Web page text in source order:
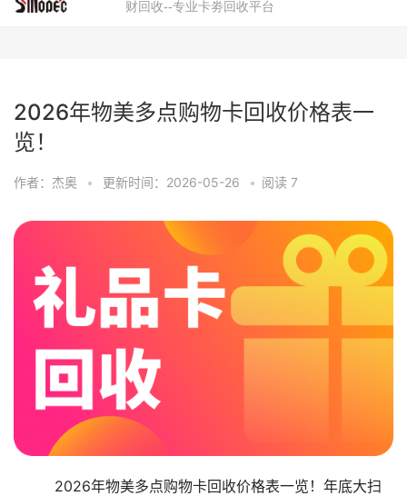
2026年物美多点购物卡回收价格表一
览！
作者：杰奥 • 更新时间：2026-05-26 • 阅读 7
2026年物美多点购物卡回收价格表一览！年底大扫